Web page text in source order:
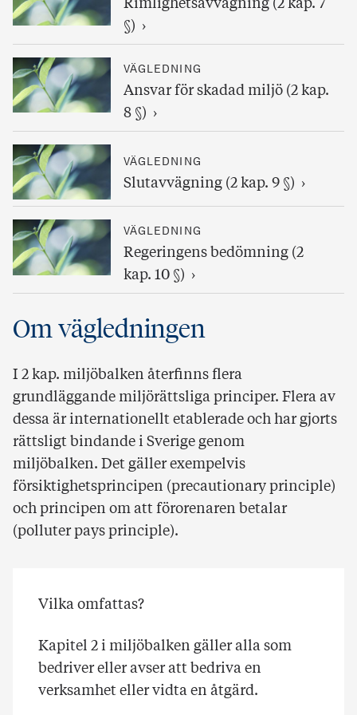
Rimlighetsavvägning (2 kap. 7
§)
VÄGLEDNING
Ansvar för skadad miljö (2 kap.
8 §)
VÄGLEDNING
Slutavvägning (2 kap. 9 §)
VÄGLEDNING
Regeringens bedömning (2
kap. 10 §)
Om vägledningen
I 2 kap. miljöbalken återfinns flera
grundläggande miljörättsliga principer. Flera av
dessa är internationellt etablerade och har gjorts
rättsligt bindande i Sverige genom
miljöbalken. Det gäller exempelvis
försiktighetsprincipen (precautionary principle)
och principen om att förorenaren betalar
(polluter pays principle).
Vilka omfattas?
Kapitel 2 i miljöbalken gäller alla som
bedriver eller avser att bedriva en
verksamhet eller vidta en åtgärd.